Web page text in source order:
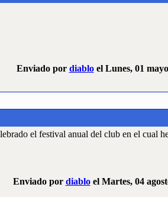
Enviado por diabloel Lunes, 01
el festival anual del club en el cual
Enviado por diabloel Martes, 04